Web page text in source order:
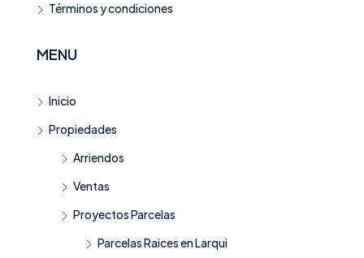
Términos y condiciones
MENU
Inicio
Propiedades
Arriendos
Ventas
Proyectos Parcelas
Parcelas Raices en Larqui